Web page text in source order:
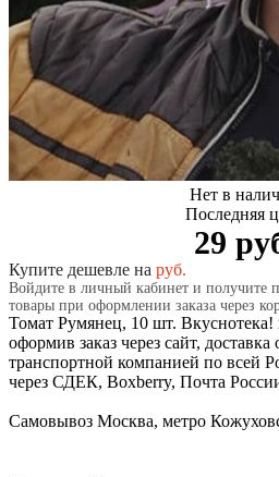
Нет в
Последняя
29
Купите дешевле на руб.
Войдите в личный кабинет и получите
товары при оформлении заказа через
Томат Румянец, 10 шт.
оформив заказ через сайт, доставка
транспортной компанией по всей
через СДЕК, Boxberry, Почта
Самовывоз Москва, метро